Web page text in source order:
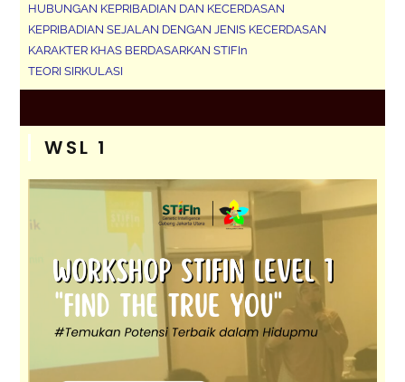
HUBUNGAN KEPRIBADIAN DAN KECERDASAN
KEPRIBADIAN SEJALAN DENGAN JENIS KECERDASAN
KARAKTER KHAS BERDASARKAN STIFIn
TEORI SIRKULASI
WSL 1